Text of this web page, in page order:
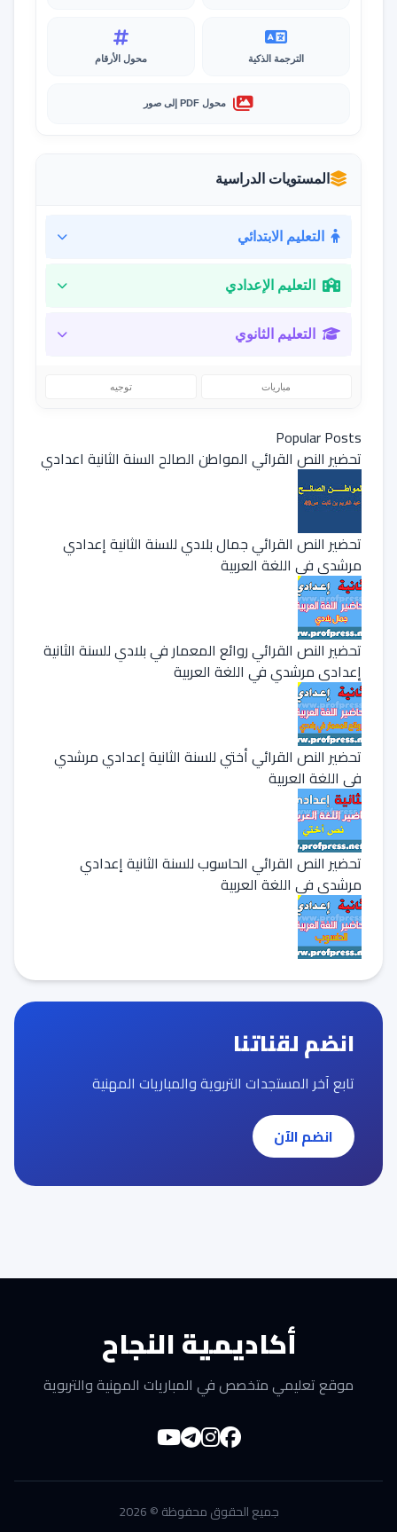
الترجمة الذكية محول الأرقام
محول PDF إلى صور
المستويات الدراسية
التعليم الابتدائي
التعليم الإعدادي
التعليم الثانوي
مباريات توجيه
Popular Posts
تحضير النص القرائي المواطن الصالح السنة الثانية اعدادي
تحضير النص القرائي جمال بلادي للسنة الثانية إعدادي
مرشدي في اللغة العربية
تحضير النص القرائي روائع المعمار في بلادي للسنة الثانية
إعدادي مرشدي في اللغة العربية
تحضير النص القرائي أختي للسنة الثانية إعدادي مرشدي
في اللغة العربية
تحضير النص القرائي الحاسوب للسنة الثانية إعدادي
مرشدي في اللغة العربية
انضم لقناتنا
تابع آخر المستجدات التربوية والمباريات المهنية
انضم الآن
أكاديمية النجاح
موقع تعليمي متخصص في المباريات المهنية والتربوية
جميع الحقوق محفوظة © 2026